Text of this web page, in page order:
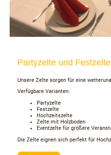
Partyzelte und Festzelte
Unsere Zelte sorgen für eine
Verfügbare Varianten:
Partyzelte
Festzelte
Hochzeitszelte
Zelte mit Holzboden
Eventzelte für größere
Die Zelte eignen sich perfekt für